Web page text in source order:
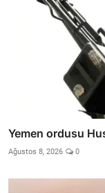
Yemen ordusu
Ağustos 8, 2026 0